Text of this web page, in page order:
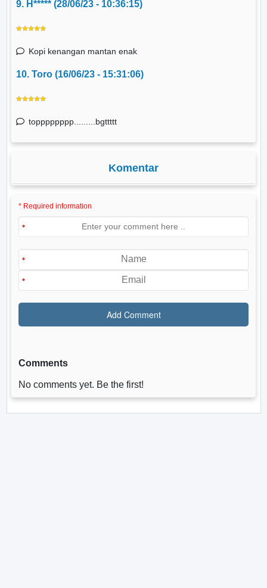
9. H***** (28/06/23 - 10:36:15)
Kopi kenangan mantan enak
10. Toro (16/06/23 - 15:31:06)
topppppppp.........bgttttt
Komentar
* Required information
Comments
No comments yet. Be the first!